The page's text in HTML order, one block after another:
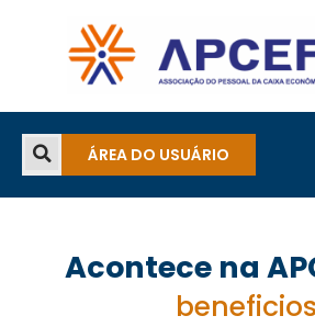
ÁREA DO USUÁRIO
Acontece na
beneficios